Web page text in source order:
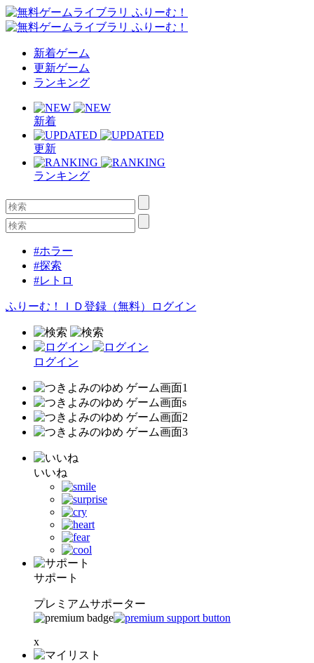
新着ゲーム
更新ゲーム
ランキング
新着
更新
ランキング
#ホラー
#探索
#レトロ
ふりーむ！ＩＤ登録（無料） ログイン
ログイン
いいね
サポート
プレミアムサポーター
x